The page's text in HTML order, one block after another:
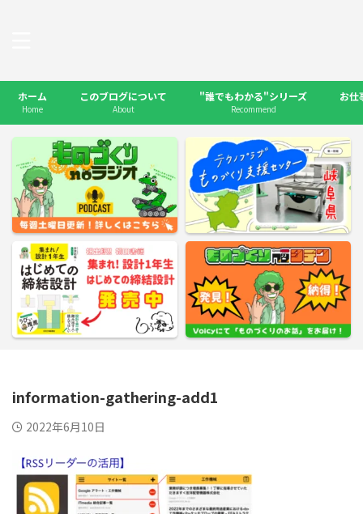
ホーム
Home
このブログについて
About
"誰でもわかる"シリーズ
Recommend
お仕
information-gathering-add1
2022年6月10日